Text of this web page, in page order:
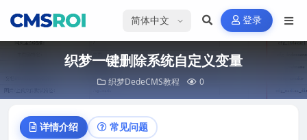
选择语言 登录
织梦一键删除系统自定义变量
织梦DedeCMS教程 0
详情介绍 常见问题